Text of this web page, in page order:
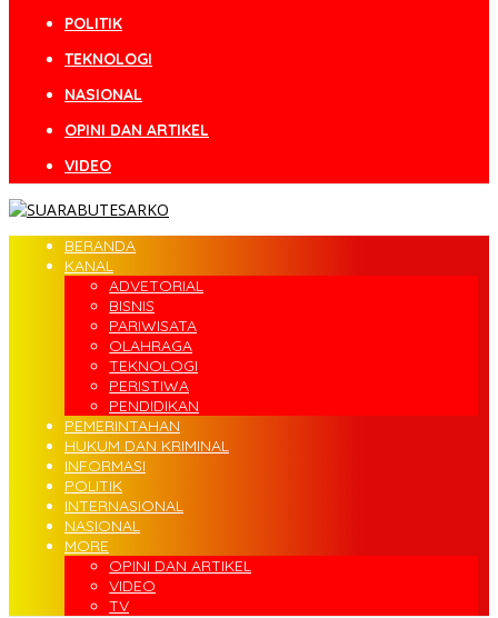
POLITIK
TEKNOLOGI
NASIONAL
OPINI DAN ARTIKEL
VIDEO
BERANDA
KANAL
ADVETORIAL
BISNIS
PARIWISATA
OLAHRAGA
TEKNOLOGI
PERISTIWA
PENDIDIKAN
PEMERINTAHAN
HUKUM DAN KRIMINAL
INFORMASI
POLITIK
INTERNASIONAL
NASIONAL
MORE
OPINI DAN ARTIKEL
VIDEO
TV